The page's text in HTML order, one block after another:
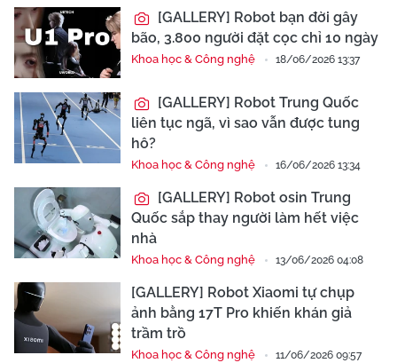
[GALLERY] Robot bạn đời gây
bão, 3.800 người đặt cọc chỉ 10 ngày
Khoa học & Công nghệ 18/06/2026 13:37
[GALLERY] Robot Trung Quốc
liên tục ngã, vì sao vẫn được tung
hô?
Khoa học & Công nghệ 16/06/2026 13:34
[GALLERY] Robot osin Trung
Quốc sắp thay người làm hết việc
nhà
Khoa học & Công nghệ 13/06/2026 04:08
[GALLERY] Robot Xiaomi tự chụp
ảnh bằng 17T Pro khiến khán giả
trầm trồ
Khoa học & Công nghệ 11/06/2026 09:57